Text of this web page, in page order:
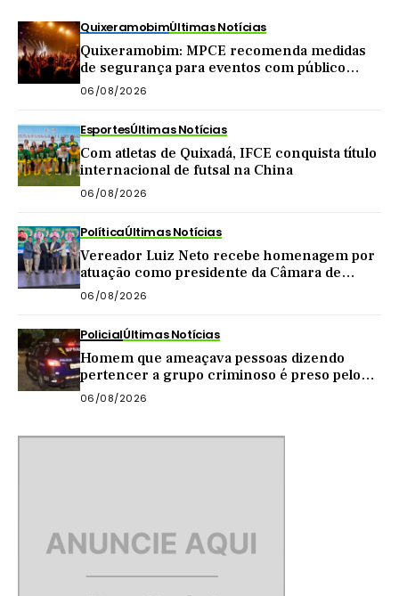
QuixeramobimÚltimas Notícias
Quixeramobim: MPCE recomenda medidas
de segurança para eventos com público
acima de mil pessoas
06/08/2026
EsportesÚltimas Notícias
Com atletas de Quixadá, IFCE conquista título
internacional de futsal na China
06/08/2026
PolíticaÚltimas Notícias
Vereador Luiz Neto recebe homenagem por
atuação como presidente da Câmara de
Quixadá
06/08/2026
PolicialÚltimas Notícias
Homem que ameaçava pessoas dizendo
pertencer a grupo criminoso é preso pelo
BPRaio em Quixeramobim
06/08/2026